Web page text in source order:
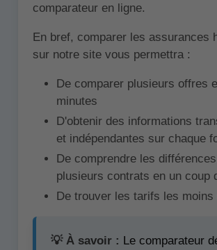
comparateur en ligne.
En bref, comparer les assurances
sur notre site vous permettra :
De comparer plusieurs offres
minutes
D'obtenir des informations
et indépendantes sur chaque
De comprendre les
plusieurs contrats en un coup
De trouver les tarifs les moins
💡 À savoir : Le comparateur